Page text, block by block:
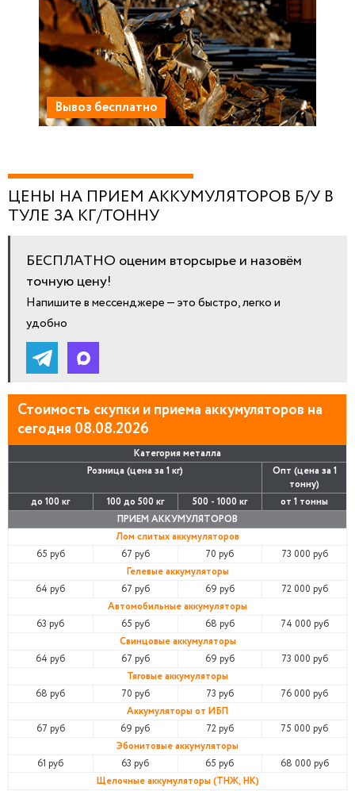
Вывоз бесплатно
ЦЕНЫ НА ПРИЕМ АККУМУЛЯТОРОВ Б/У В
ТУЛЕ ЗА КГ/ТОННУ
БЕСПЛАТНО оценим вторсырье и назовём
точную цену!
Напишите в мессенджере — это быстро, легко и
удобно
Стоимость скупки и приема аккумуляторов на
сегодня 08.08.2026
Категория металла
Розница (цена за 1 кг)
Опт (цена за 1
тонну)
до 100 кг
100 до 500 кг 500 - 1000 кг
от 1 тонны
ПРИЕМ АККУМУЛЯТОРОВ
Лом слитых аккумуляторов
65 руб
67 руб 70 руб
73 000 руб
Гелевые аккумуляторы
64 руб
67 руб 69 руб
72 000 руб
Автомобильные аккумуляторы
63 руб
65 руб 68 руб
74 000 руб
Свинцовые аккумуляторы
64 руб
67 руб 69 руб
73 000 руб
Тяговые аккумуляторы
68 руб
70 руб 73 руб
76 000 руб
Аккумуляторы от ИБП
67 руб
69 руб 72 руб
75 000 руб
Эбонитовые аккумуляторы
61 руб
63 руб 65 руб
68 000 руб
Щелочные аккумуляторы (ТНЖ, НК)